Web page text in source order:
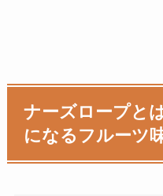
ナーズロープと
になるフルーツ